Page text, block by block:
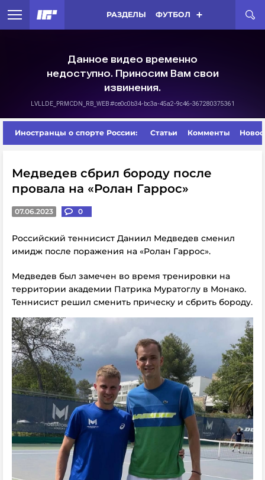
РАЗДЕЛЫ ФУТБОЛ
Иностранцы о спорте России: Статьи Комменты
Медведев сбрил бороду после
провала на «Ролан Гаррос»
07.06.2023 0
Российский теннисист Даниил Медведев сменил
имидж после поражения на «Ролан Гаррос».
Медведев был замечен во время тренировки на
территории академии Патрика Муратоглу в Монако.
Теннисист решил сменить прическу и сбрить бороду.